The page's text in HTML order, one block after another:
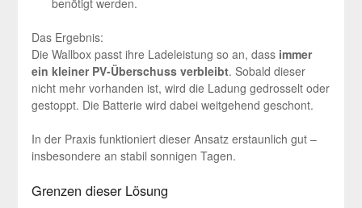
benötigt werden.
Das Ergebnis:
Die Wallbox passt ihre Ladeleistung so an, dass immer
ein kleiner PV-Überschuss verbleibt. Sobald dieser
nicht mehr vorhanden ist, wird die Ladung gedrosselt oder
gestoppt. Die Batterie wird dabei weitgehend geschont.
In der Praxis funktioniert dieser Ansatz erstaunlich gut –
insbesondere an stabil sonnigen Tagen.
Grenzen dieser Lösung